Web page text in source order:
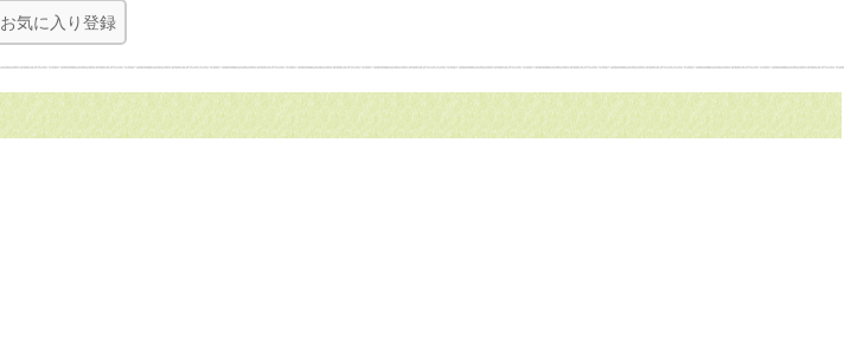
お気に入り登録